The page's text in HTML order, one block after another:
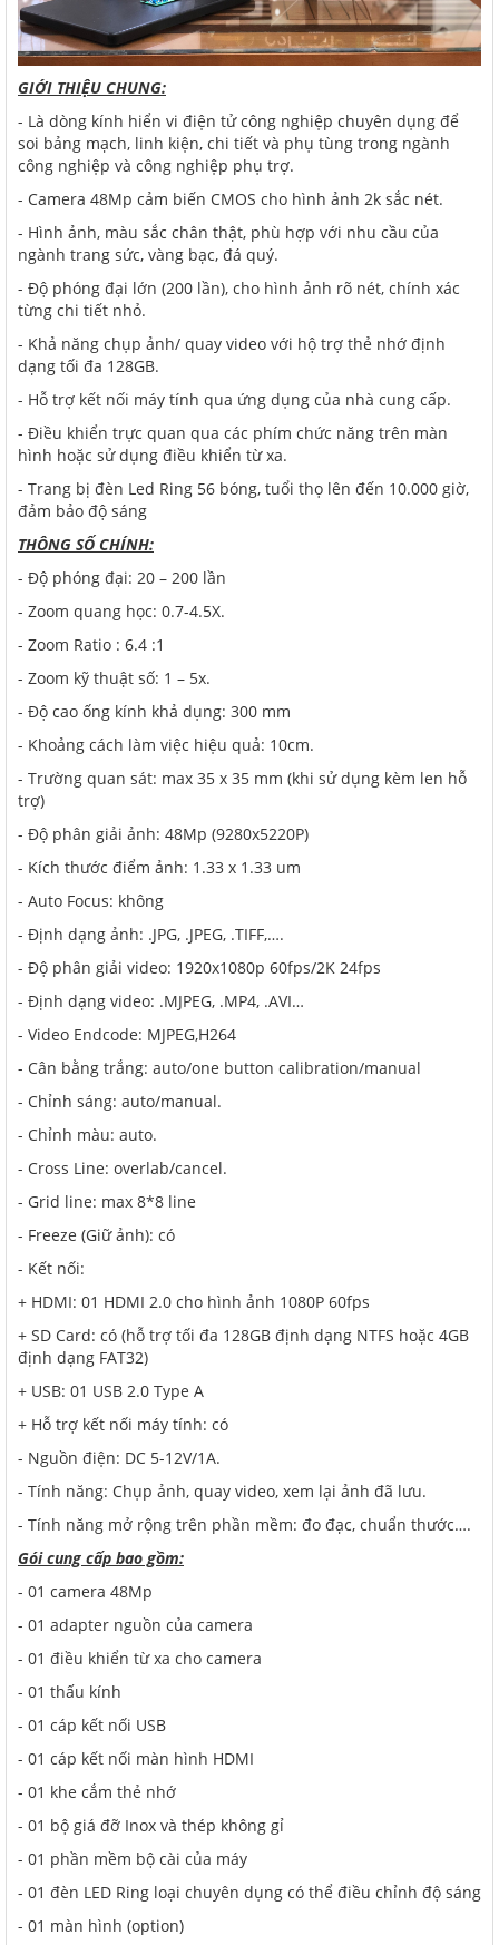
GIỚI THIỆU CHUNG:
- Là dòng kính hiển vi điện tử công nghiệp chuyên dụng để
soi bảng mạch, linh kiện, chi tiết và phụ tùng trong ngành
công nghiệp và công nghiệp phụ trợ.
- Camera 48Mp cảm biến CMOS cho hình ảnh 2k sắc nét.
- Hình ảnh, màu sắc chân thật, phù hợp với nhu cầu của
ngành trang sức, vàng bạc, đá quý.
- Độ phóng đại lớn (200 lần), cho hình ảnh rõ nét, chính xác
từng chi tiết nhỏ.
- Khả năng chụp ảnh/ quay video với hộ trợ thẻ nhớ định
dạng tối đa 128GB.
- Hỗ trợ kết nối máy tính qua ứng dụng của nhà cung cấp.
- Điều khiển trực quan qua các phím chức năng trên màn
hình hoặc sử dụng điều khiển từ xa.
- Trang bị đèn Led Ring 56 bóng, tuổi thọ lên đến 10.000 giờ,
đảm bảo độ sáng
THÔNG SỐ CHÍNH:
- Độ phóng đại: 20 – 200 lần
- Zoom quang học: 0.7-4.5X.
- Zoom Ratio : 6.4 :1
- Zoom kỹ thuật số: 1 – 5x.
- Độ cao ống kính khả dụng: 300 mm
- Khoảng cách làm việc hiệu quả: 10cm.
- Trường quan sát: max 35 x 35 mm (khi sử dụng kèm len hỗ
trợ)
- Độ phân giải ảnh: 48Mp (9280x5220P)
- Kích thước điểm ảnh: 1.33 x 1.33 um
- Auto Focus: không
- Định dạng ảnh: .JPG, .JPEG, .TIFF,….
- Độ phân giải video: 1920x1080p 60fps/2K 24fps
- Định dạng video: .MJPEG, .MP4, .AVI…
- Video Endcode: MJPEG,H264
- Cân bằng trắng: auto/one button calibration/manual
- Chỉnh sáng: auto/manual.
- Chỉnh màu: auto.
- Cross Line: overlab/cancel.
- Grid line: max 8*8 line
- Freeze (Giữ ảnh): có
- Kết nối:
+ HDMI: 01 HDMI 2.0 cho hình ảnh 1080P 60fps
+ SD Card: có (hỗ trợ tối đa 128GB định dạng NTFS hoặc 4GB
định dạng FAT32)
+ USB: 01 USB 2.0 Type A
+ Hỗ trợ kết nối máy tính: có
- Nguồn điện: DC 5-12V/1A.
- Tính năng: Chụp ảnh, quay video, xem lại ảnh đã lưu.
- Tính năng mở rộng trên phần mềm: đo đạc, chuẩn thước….
Gói cung cấp bao gồm:
- 01 camera 48Mp
- 01 adapter nguồn của camera
- 01 điều khiển từ xa cho camera
- 01 thấu kính
- 01 cáp kết nối USB
- 01 cáp kết nối màn hình HDMI
- 01 khe cắm thẻ nhớ
- 01 bộ giá đỡ Inox và thép không gỉ
- 01 phần mềm bộ cài của máy
- 01 đèn LED Ring loại chuyên dụng có thể điều chỉnh độ sáng
- 01 màn hình (option)